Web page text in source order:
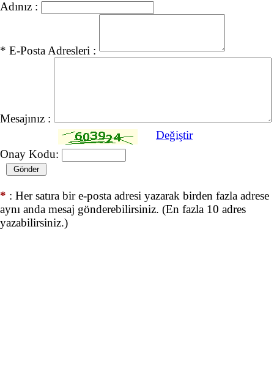
Adınız :
* E-Posta Adresleri :
Mesajınız :
Değiştir
Onay Kodu:
* : Her satıra bir e-posta adresi yazarak birden fazla adrese
aynı anda mesaj gönderebilirsiniz. (En fazla 10 adres
yazabilirsiniz.)